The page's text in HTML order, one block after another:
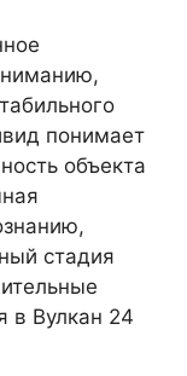
понимает
объекта
стадия
в Вулкан 24